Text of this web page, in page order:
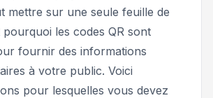
mettre sur une seule feuille de
pourquoi les codes QR sont
fournir des informations
à votre public. Voici
pour lesquelles vous devez